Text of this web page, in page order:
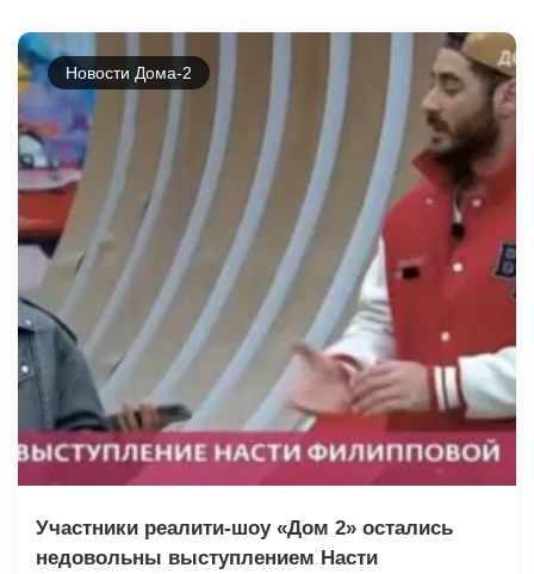
Новости Дома-2
Участники реалити-шоу «Дом 2» остались
недовольны выступлением Насти